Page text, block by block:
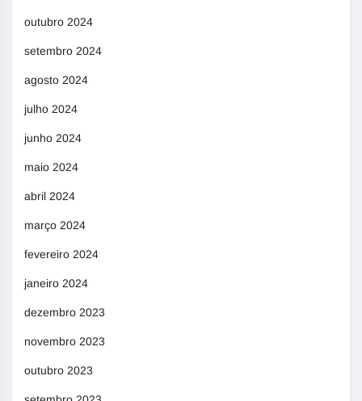
outubro 2024
setembro 2024
agosto 2024
julho 2024
junho 2024
maio 2024
abril 2024
março 2024
fevereiro 2024
janeiro 2024
dezembro 2023
novembro 2023
outubro 2023